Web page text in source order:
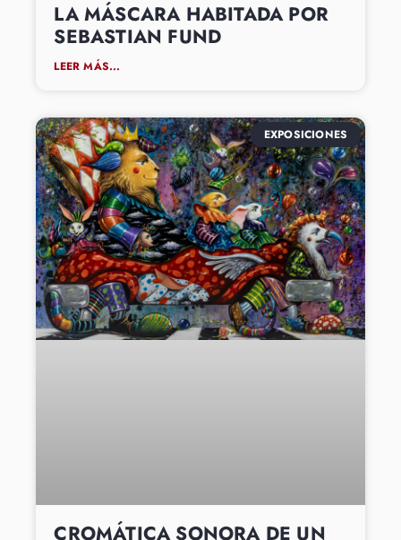
LA MÁSCARA HABITADA POR
SEBASTIAN FUND
LEER MÁS...
EXPOSICIONES
CROMÁTICA SONORA DE UN